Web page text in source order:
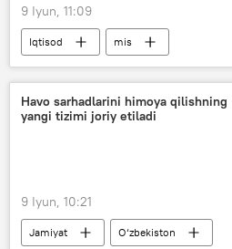
9 Iyun, 11:09
Iqtisod
mis
Olmaliq mis boyitish fabrikasi
Olmaliq KMK
Shavkat Mirziyoyev
O‘zbekiston
Havo sarhadlarini himoya qilishning
yangi tizimi joriy etiladi
9 Iyun, 10:21
Jamiyat
O‘zbekiston